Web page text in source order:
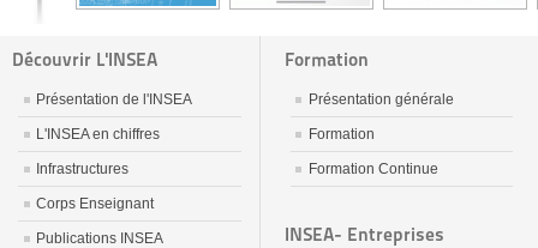
Découvrir L'INSEA
Présentation de l'INSEA
L'INSEA en chiffres
Infrastructures
Corps Enseignant
Publications INSEA
Formation
Présentation générale
Formation
Formation Continue
INSEA- Entreprises